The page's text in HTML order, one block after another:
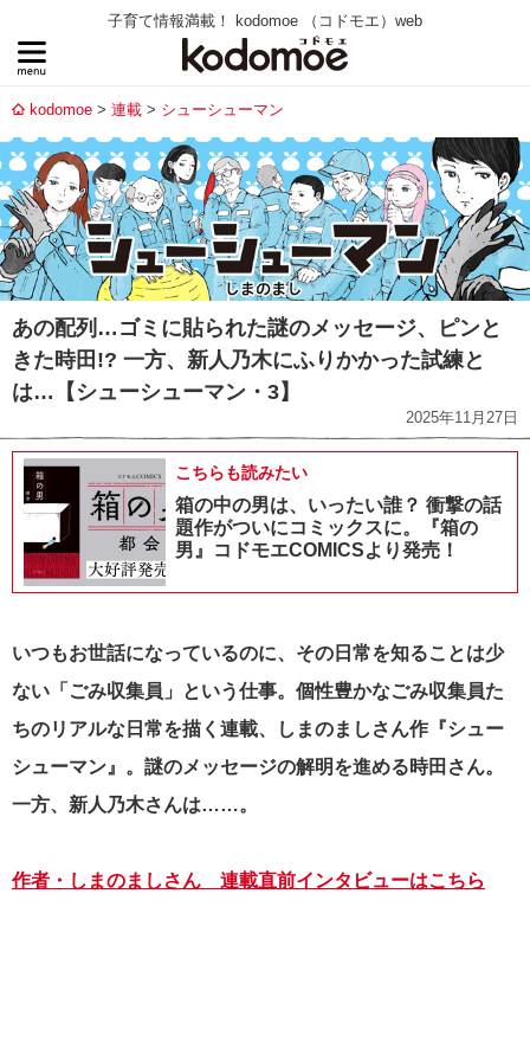
子育て情報満載！ kodomoe （コドモエ）web
kodomoe 連載 シューシューマン
あの配列…ゴミに貼られた謎のメッセージ、ピンと
きた時田!? 一方、新人乃木にふりかかった試練と
は…【シューシューマン・3】
2025年11月27日
こちらも読みたい
箱の中の男は、いったい誰？ 衝撃の話
題作がついにコミックスに。『箱の
男』コドモエCOMICSより発売！
いつもお世話になっているのに、その日常を知ることは少
ない「ごみ収集員」という仕事。個性豊かなごみ収集員た
ちのリアルな日常を描く連載、しまのましさん作『シュー
シューマン』。謎のメッセージの解明を進める時田さん。
一方、新人乃木さんは……。
作者・しまのましさん 連載直前インタビューはこちら